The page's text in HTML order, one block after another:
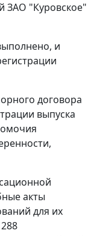
ЗАО "Куровское"
и
договора
выпуска
акты
для их